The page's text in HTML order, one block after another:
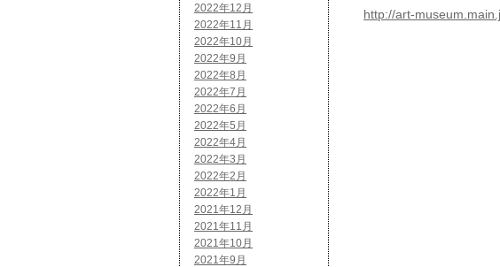
http://art-
2022年12月
2022年11月
2022年10月
2022年9月
2022年8月
2022年7月
2022年6月
2022年5月
2022年4月
2022年3月
2022年2月
2022年1月
2021年12月
2021年11月
2021年10月
2021年9月